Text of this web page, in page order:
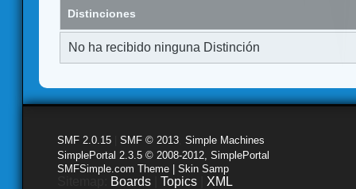
Distinciones
No ha recibido ninguna Distinción
SMF 2.0.15 SMF © 2013 Simple Machines
SimplePortal 2.3.5 © 2008-2012, SimplePortal
SMFSimple.com Theme | Skin Samp
Boards Topics XML